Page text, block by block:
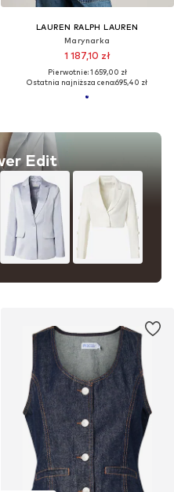
Edit
LAUREN RALPH LAUREN
Marynarka
1 187,10 zł
Pierwotnie: 1 659,00 zł
Ostatnia najniższa cena:695,40 zł